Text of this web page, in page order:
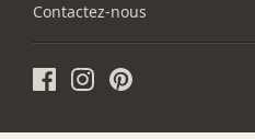
Contactez-nous